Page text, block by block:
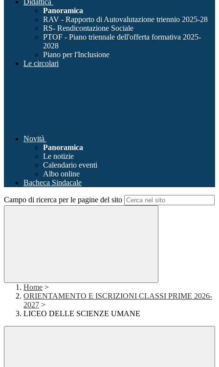
Didattica
Panoramica
RAV - Rapporto di Autovalutazione triennio 2025-28
RS- Rendicontazione Sociale
PTOF - Piano triennale dell'offerta formativa 2025-
2028
Piano per l'Inclusione
Le circolari
Novità
Panoramica
Le notizie
Calendario eventi
Albo online
Bacheca Sindacale
Campo di ricerca per le pagine del sito
Home >
ORIENTAMENTO E ISCRIZIONI CLASSI PRIME 2026-
2027 >
LICEO DELLE SCIENZE UMANE